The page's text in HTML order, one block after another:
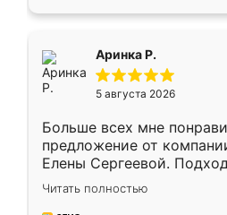
Аринка Р.
5 августа 2026
Больше всех мне
предложение от
Елены Сергеевой.
короткие сроки
для замера сотрудник
Читать полностью